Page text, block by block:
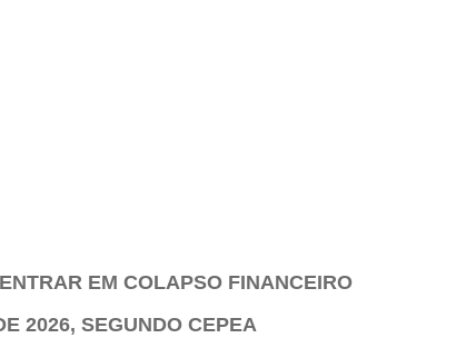
EM COLAPSO FINANCEIRO
2026, SEGUNDO CEPEA